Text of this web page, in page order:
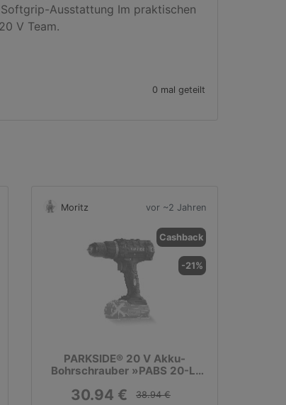
Ausstattung Im praktischen
V Team.
0 mal geteilt
Moritz vor ~2 Jahren
Cashback
-21%
PARKSIDE® 20 V Akku-
Bohrschrauber »PABS 20-Li
Ladegerät
30.94 € 38.94 €